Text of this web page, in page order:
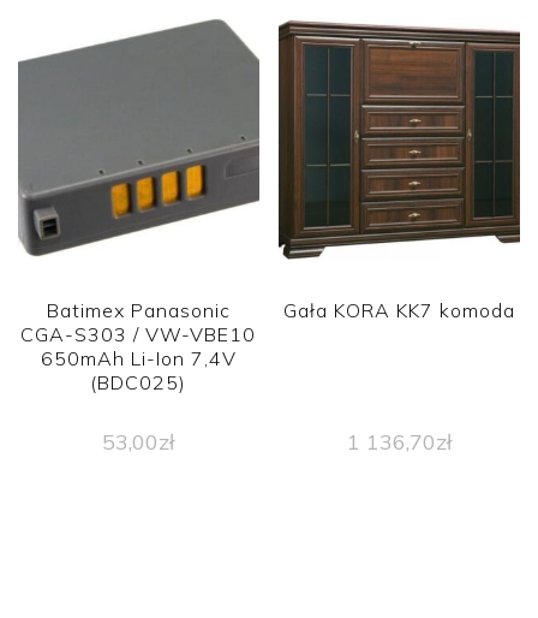
Batimex Panasonic
CGA-S303 / VW-VBE10
650mAh Li-Ion 7,4V
(BDC025)
53,00zł
Gała KORA KK7 komoda
1 136,70zł